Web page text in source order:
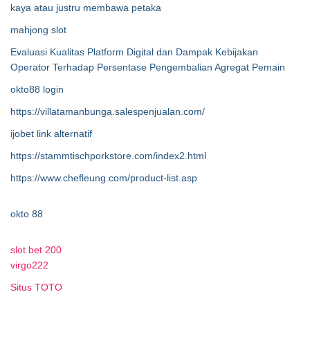
kaya atau justru membawa petaka
mahjong slot
Evaluasi Kualitas Platform Digital dan Dampak Kebijakan
Operator Terhadap Persentase Pengembalian Agregat Pemain
okto88 login
https://villatamanbunga.salespenjualan.com/
ijobet link alternatif
https://stammtischporkstore.com/index2.html
https://www.chefleung.com/product-list.asp
okto 88
slot bet 200
virgo222
Situs TOTO